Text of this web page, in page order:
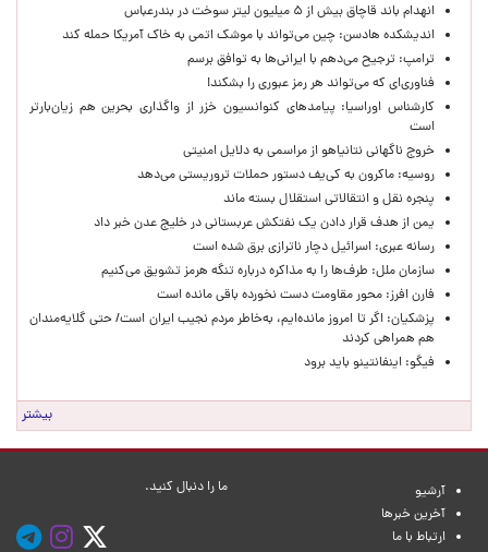
انهدام باند قاچاق بیش از ۵ میلیون لیتر سوخت در بندرعباس
اندیشکده هادسن: چین می‌تواند با موشک اتمی به خاک آمریکا حمله کند
ترامپ: ترجیح می‌دهم با ایرانی‌‌ها به توافق برسم
فناوری‌ای که می‌تواند هر رمز عبوری را بشکند!
کارشناس اوراسیا: پیامدهای کنوانسیون خزر از واگذاری بحرین هم زیان‌بارتر
است
خروج ناگهانی نتانیاهو از مراسمی به دلایل امنیتی
روسیه: ماکرون به کی‌یف دستور حملات تروریستی می‌دهد
پنجره‌ نقل و انتقالاتی استقلال بسته ماند
یمن از هدف قرار دادن یک نفتکش عربستانی در خلیج عدن خبر داد
رسانه عبری: اسرائیل دچار ناترازی برق شده است
سازمان ملل: طرف‌ها را به مذاکره درباره تنگه هرمز تشویق می‌کنیم
فارن افرز: محور مقاومت دست نخورده باقی مانده است
پزشکیان: اگر تا امروز مانده‌ایم، به‌خاطر مردم نجیب ایران است/ حتی گلایه‌مندان
هم همراهی کردند
فیگو: اینفانتینو باید برود
بیشتر
آرشیو
آخرین خبرها
ارتباط با ما
ما را دنبال کنید.